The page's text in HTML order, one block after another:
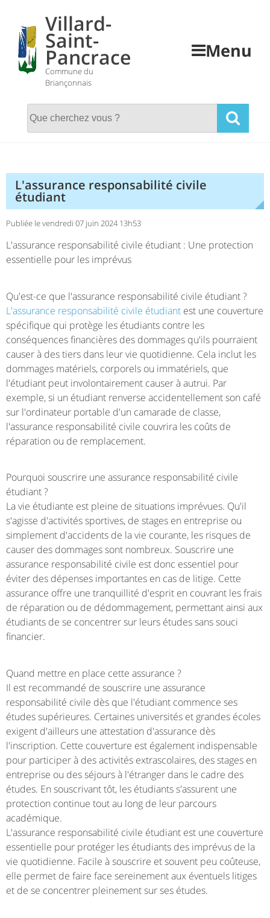
content
Menu
Villard-
Saint-
Pancrace
Commune du
Briançonnais
L'assurance responsabilité civile
étudiant
Publiée le vendredi 07 juin 2024 13h53
L'assurance responsabilité civile étudiant : Une protection
essentielle pour les imprévus
Qu'est-ce que l'assurance responsabilité civile étudiant ?
L'assurance responsabilité civile étudiant est une couverture
spécifique qui protège les étudiants contre les
conséquences financières des dommages qu'ils pourraient
causer à des tiers dans leur vie quotidienne. Cela inclut les
dommages matériels, corporels ou immatériels, que
l'étudiant peut involontairement causer à autrui. Par
exemple, si un étudiant renverse accidentellement son café
sur l'ordinateur portable d'un camarade de classe,
l'assurance responsabilité civile couvrira les coûts de
réparation ou de remplacement.
Pourquoi souscrire une assurance responsabilité civile
étudiant ?
La vie étudiante est pleine de situations imprévues. Qu'il
s'agisse d'activités sportives, de stages en entreprise ou
simplement d'accidents de la vie courante, les risques de
causer des dommages sont nombreux. Souscrire une
assurance responsabilité civile est donc essentiel pour
éviter des dépenses importantes en cas de litige. Cette
assurance offre une tranquillité d'esprit en couvrant les frais
de réparation ou de dédommagement, permettant ainsi aux
étudiants de se concentrer sur leurs études sans souci
financier.
Quand mettre en place cette assurance ?
Il est recommandé de souscrire une assurance
responsabilité civile dès que l'étudiant commence ses
études supérieures. Certaines universités et grandes écoles
exigent d'ailleurs une attestation d'assurance dès
l'inscription. Cette couverture est également indispensable
pour participer à des activités extrascolaires, des stages en
entreprise ou des séjours à l'étranger dans le cadre des
études. En souscrivant tôt, les étudiants s'assurent une
protection continue tout au long de leur parcours
académique.
L'assurance responsabilité civile étudiant est une couverture
essentielle pour protéger les étudiants des imprévus de la
vie quotidienne. Facile à souscrire et souvent peu coûteuse,
elle permet de faire face sereinement aux éventuels litiges
et de se concentrer pleinement sur ses études.